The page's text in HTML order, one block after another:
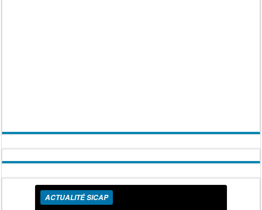
ACTUALITÉ SICAP